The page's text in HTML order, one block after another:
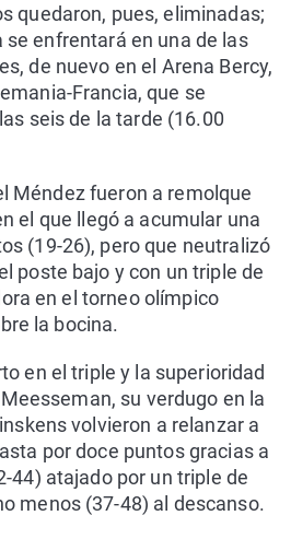
quedaron, pues, eliminadas;
enfrentará en una de las
de nuevo en el Arena Bercy,
Francia, que se
seis de la tarde (16.00
Méndez fueron a remolque
el que llegó a acumular una
(19-26), pero que neutralizó
poste bajo y con un triple de
en el torneo olímpico
la bocina.
en el triple y la superioridad
su verdugo en la
volvieron a relanzar a
por doce puntos gracias a
44) atajado por un triple de
menos (37-48) al descanso.